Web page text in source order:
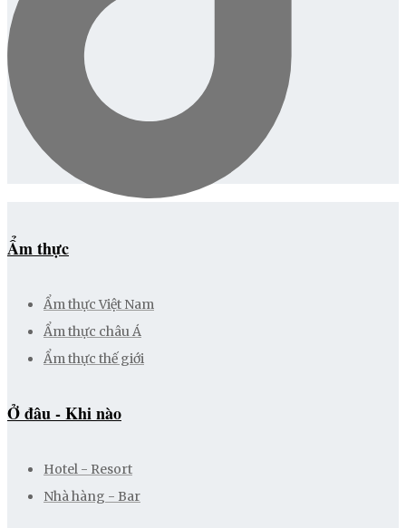
Ẩm thực
Ẩm thực Việt Nam
Ẩm thực châu Á
Ẩm thực thế giới
Ở đâu - Khi nào
Hotel - Resort
Nhà hàng - Bar